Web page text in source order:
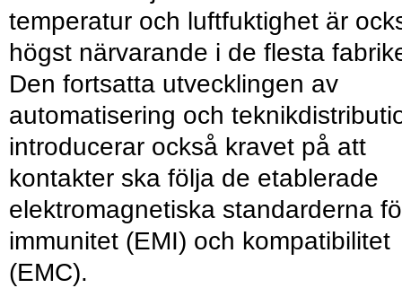
temperatur och luftfuktighet är
högst närvarande i de flesta
Den fortsatta utvecklingen av
automatisering och
introducerar också kravet på att
kontakter ska följa de etablerade
elektro­magnetiska standarderna
immunitet (EMI) och kompatibilitet
(EMC).